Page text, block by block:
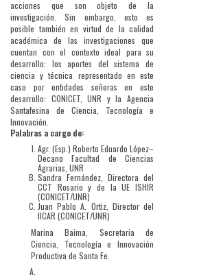
acciones que son objeto de la
investigación. Sin embargo, esto es
posible también en virtud de la calidad
académica de las investigaciones que
cuentan con el contexto ideal para su
desarrollo: los aportes del sistema de
ciencia y técnica representado en este
caso por entidades señeras en este
desarrollo: CONICET, UNR y la Agencia
Santafesina de Ciencia, Tecnología e
Innovación.
Palabras a cargo de:
Agr. (Esp.) Roberto Eduardo López–
Decano Facultad de Ciencias
Agrarias, UNR
Sandra Fernández, Directora del
CCT Rosario y de la UE ISHIR
(CONICET/UNR)
Juan Pablo A. Ortiz, Director del
IICAR (CONICET/UNR)
Marina Baima, Secretaria de
Ciencia, Tecnología e Innovación
Productiva de Santa Fe.